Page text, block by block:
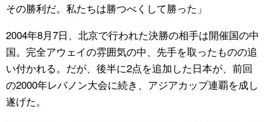
その勝利だ。私たちは勝つべくして勝った」
2004年8月7日、北京で行われた決勝の相手は開催国の中
国。完全アウェイの雰囲気の中、先手を取ったものの追
い付かれる。だが、後半に2点を追加した日本が、前回
の2000年レバノン大会に続き、アジアカップ連覇を成し
遂げた。